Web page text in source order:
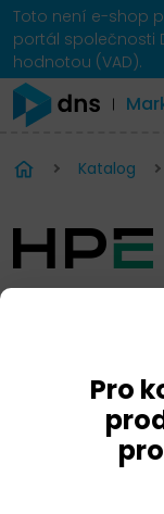
Toto není e-shop
portál společnosti
hodnotou (VAD).
Katalog
Pro